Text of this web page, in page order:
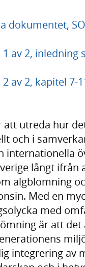
dokumentet,
av 2, inledning
av 2, kapitel 7-
utreda hur
och i
internationella
långt ifrån
algblomning
Med en
med
är att
integrering av